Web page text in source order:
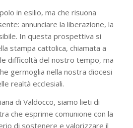
in esilio, ma che risuona
annunciare la liberazione, la
In questa prospettiva si
stampa cattolica, chiamata a
difficoltà del nostro tempo, ma
germoglia nella nostra diocesi
realtà ecclesiali.
di Valdocco, siamo lieti di
che esprime comunione con la
di sostenere e valorizzare il